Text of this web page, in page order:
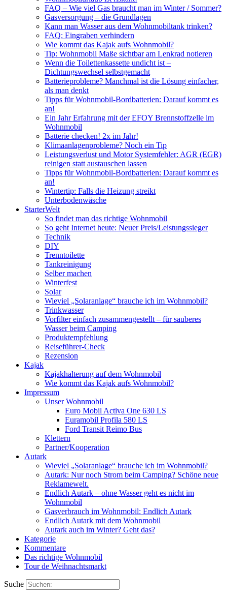
FAQ – Wie viel Gas braucht man im Winter / Sommer?
Gasversorgung – die Grundlagen
Kann man Wasser aus dem Wohnmobiltank trinken?
FAQ: Eingraben verhindern
Wie kommt das Kajak aufs Wohnmobil?
Tip: Wohnmobil Maße sichtbar am Lenkrad notieren
Wenn die Toilettenkassette undicht ist –
Dichtungswechsel selbstgemacht
Batterieprobleme? Manchmal ist die Lösung einfacher,
als man denkt
Tipps für Wohnmobil-Bordbatterien: Darauf kommt es
an!
Ein Jahr Erfahrung mit der EFOY Brennstoffzelle im
Wohnmobil
Batterie checken! 2x im Jahr!
Klimaanlagenprobleme? Noch ein Tip
Leistungsverlust und Motor Systemfehler: AGR (EGR)
reinigen statt austauschen lassen
Tipps für Wohnmobil-Bordbatterien: Darauf kommt es
an!
Wintertip: Falls die Heizung streikt
Unterbodenwäsche
StarterWelt
So findet man das richtige Wohnmobil
So geht Internet heute: Neuer Preis/Leistungssieger
Technik
DIY
Trenntoilette
Tankreinigung
Selber machen
Winterfest
Solar
Wieviel „Solaranlage“ brauche ich im Wohnmobil?
Trinkwasser
Vorfilter einfach zusammengestellt – für sauberes
Wasser beim Camping
Produktempfehlung
Reiseführer-Check
Rezension
Kajak
Kajakhalterung auf dem Wohnmobil
Wie kommt das Kajak aufs Wohnmobil?
Impressum
Unser Wohnmobil
Euro Mobil Activa One 630 LS
Euramobil Profila 580 LS
Ford Transit Reimo Bus
Klettern
Partner/Kooperation
Autark
Wieviel „Solaranlage“ brauche ich im Wohnmobil?
Autark: Nur noch Strom beim Camping? Schöne neue
Reklamewelt.
Endlich Autark – ohne Wasser geht es nicht im
Wohnmobil
Gasverbrauch im Wohnmobil: Endlich Autark
Endlich Autark mit dem Wohnmobil
Autark auch im Winter? Geht das?
Kategorie
Kommentare
Das richtige Wohnmobil
Tour de Weihnachtsmarkt
Suche